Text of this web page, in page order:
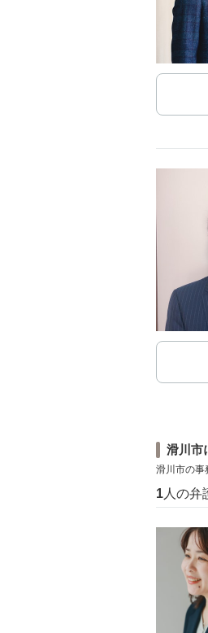
滑川市
滑川市の事
1 人の弁